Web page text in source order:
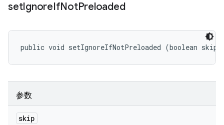
setIgnoreIfNotPreloaded
public void setIgnoreIfNotPreloaded (boolean skip)
参数
skip